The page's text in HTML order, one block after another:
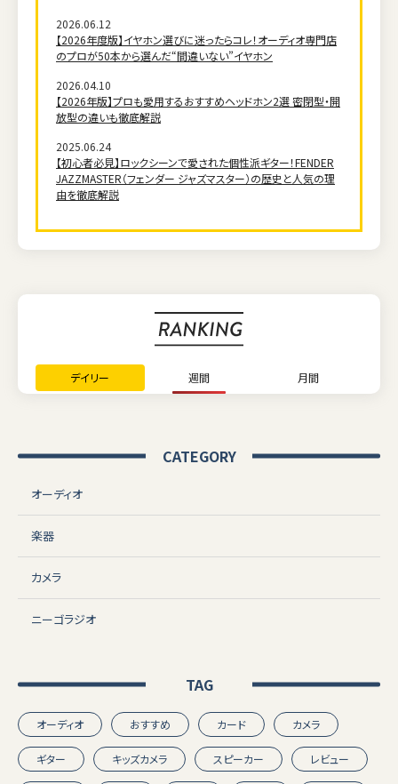
2026.06.12
【2026年度版】イヤホン選びに迷ったらコレ！オーディオ専門店
のプロが50本から選んだ“間違いない”イヤホン
2026.04.10
【2026年版】プロも愛用するおすすめヘッドホン2選 密閉型・開
放型の違いも徹底解説
2025.06.24
【初心者必見】ロックシーンで愛された個性派ギター！FENDER
JAZZMASTER（フェンダー ジャズマスター）の歴史と人気の理
由を徹底解説
デイリー 週間 月間
CATEGORY
オーディオ
楽器
カメラ
ニーゴラジオ
TAG
オーディオ おすすめ カード カメラ
ギター キッズカメラ スピーカー レビュー